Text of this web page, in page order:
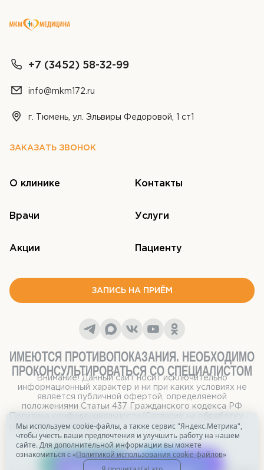
+7 (3452) 58-32-99
info@mkm172.ru
г. Тюмень, ул. Эльвиры Федоровой, 1 ст1
ЗАКАЗАТЬ ЗВОНОК
О клинике
Врачи
Акции
Контакты
Услуги
Пациенту
ЗАПИСЬ НА ПРИЁМ
ИМЕЮТСЯ ПРОТИВОПОКАЗАНИЯ. НЕОБХОДИМО
ПРОКОНСУЛЬТИРОВАТЬСЯ СО СПЕЦИАЛИСТОМ
Внимание! Данный сайт носит исключительно
информационный характер и ни при каких условиях не
является публичной офертой, определяемой
положениями Статьи 437 Гражданского кодекса РФ
персональных данных
Мы используем cookie-файлы, а также сервис "Яндекс.Метрика",
чтобы учесть ваши предпочтения и улучшить работу на нашем
сайте. Для дополнительной информации вы можете
ознакомиться с «Политикой использования cookie-файлов»
Позвонить Написать